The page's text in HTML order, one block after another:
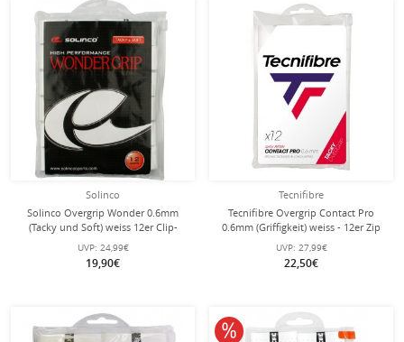
Solinco
Solinco Overgrip Wonder 0.6mm
(Tacky und Soft) weiss 12er Clip-
Beutel
UVP: 24,99€
19,90€
Tecnifibre
Tecnifibre Overgrip Contact Pro
0.6mm (Griffigkeit) weiss - 12er Zip
Beutel
UVP: 27,99€
22,50€
10% reduziert